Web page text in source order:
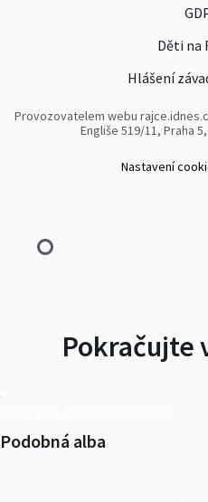
Děti na
Hlášení
Provozovatelem webu
Engliše 519/11, Praha
Nastavení
Pokračujte
Podobná alba